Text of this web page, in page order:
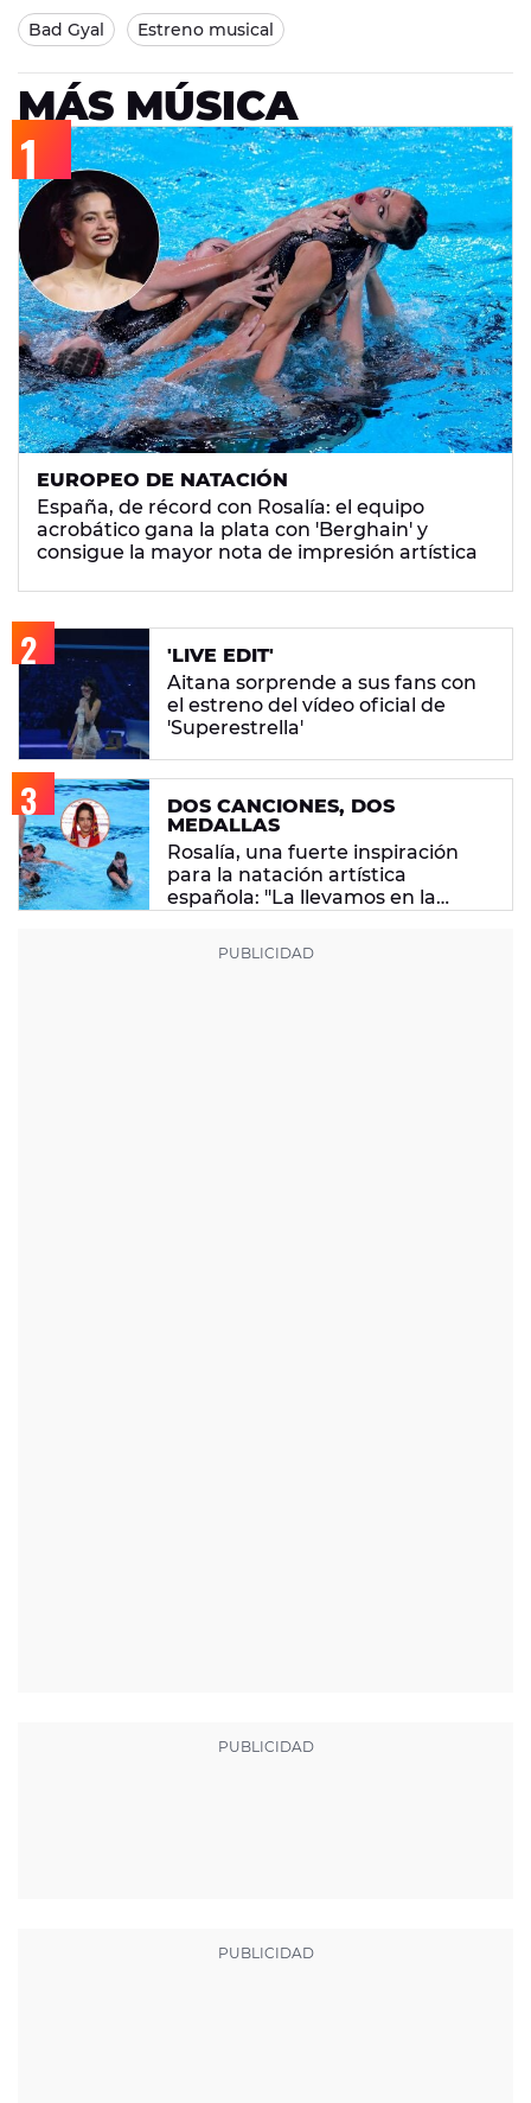
Bad Gyal Estreno musical
MÁS MÚSICA
EUROPEO DE NATACIÓN
España, de récord con Rosalía: el equipo
acrobático gana la plata con 'Berghain' y
consigue la mayor nota de impresión artística
'LIVE EDIT'
Aitana sorprende a sus fans con
el estreno del vídeo oficial de
'Superestrella'
DOS CANCIONES, DOS
MEDALLAS
Rosalía, una fuerte inspiración
para la natación artística
española: "La llevamos en la